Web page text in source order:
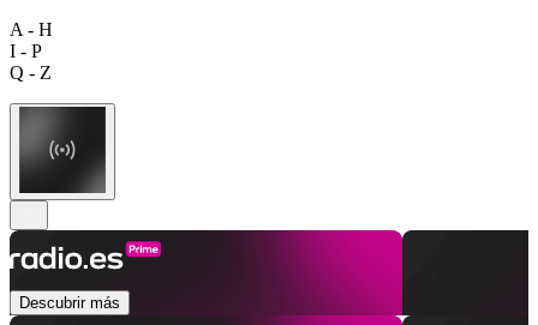
A - H
I - P
Q - Z
Descubrir más